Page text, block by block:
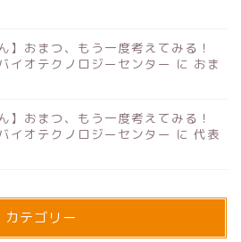
おまつ、もう一度考えてみる！
イオテクノロジーセンター に おま
おまつ、もう一度考えてみる！
イオテクノロジーセンター に 代表
カテゴリー